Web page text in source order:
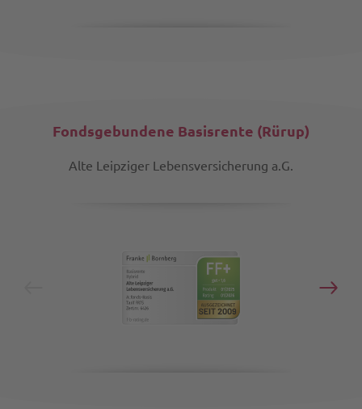
Fondsgebundene Basisrente (Rürup)
Alte Leipziger Lebensversicherung a.G.